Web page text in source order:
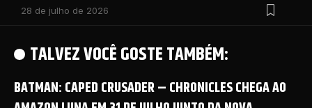
28 de julho de 2026
TALVEZ VOCÊ GOSTE TAMBÉM:
BATMAN: CAPED CRUSADER – CHRONICLES CHEGA AO